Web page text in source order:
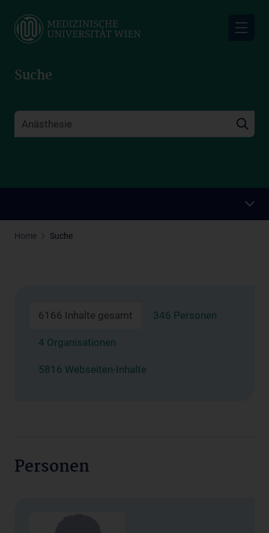
main
Suche
Home Suche
6166 Inhalte gesamt 346 Personen
4 Organisationen
5816 Webseiten-Inhalte
Personen